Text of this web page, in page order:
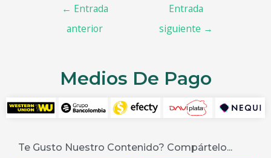
← Entrada
anterior
Entrada
siguiente →
Medios De Pago
Te Gusto Nuestro Contenido? Compártelo...